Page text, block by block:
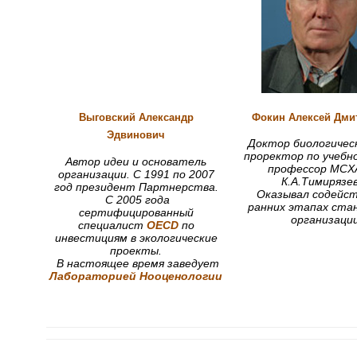
Выговский Александр
Эдвинович
Автор идеи и основатель
организации. С 1991 по 2007
год президент Партнерства.
С 2005 года
сертифицированный
специалист OECD по
инвестициям в экологические
проекты.
В настоящее время заведует
Лабораторией Нооценологии
Фокин Алексей
Доктор
проректор по
профессор
Оказывал
ранних этапах